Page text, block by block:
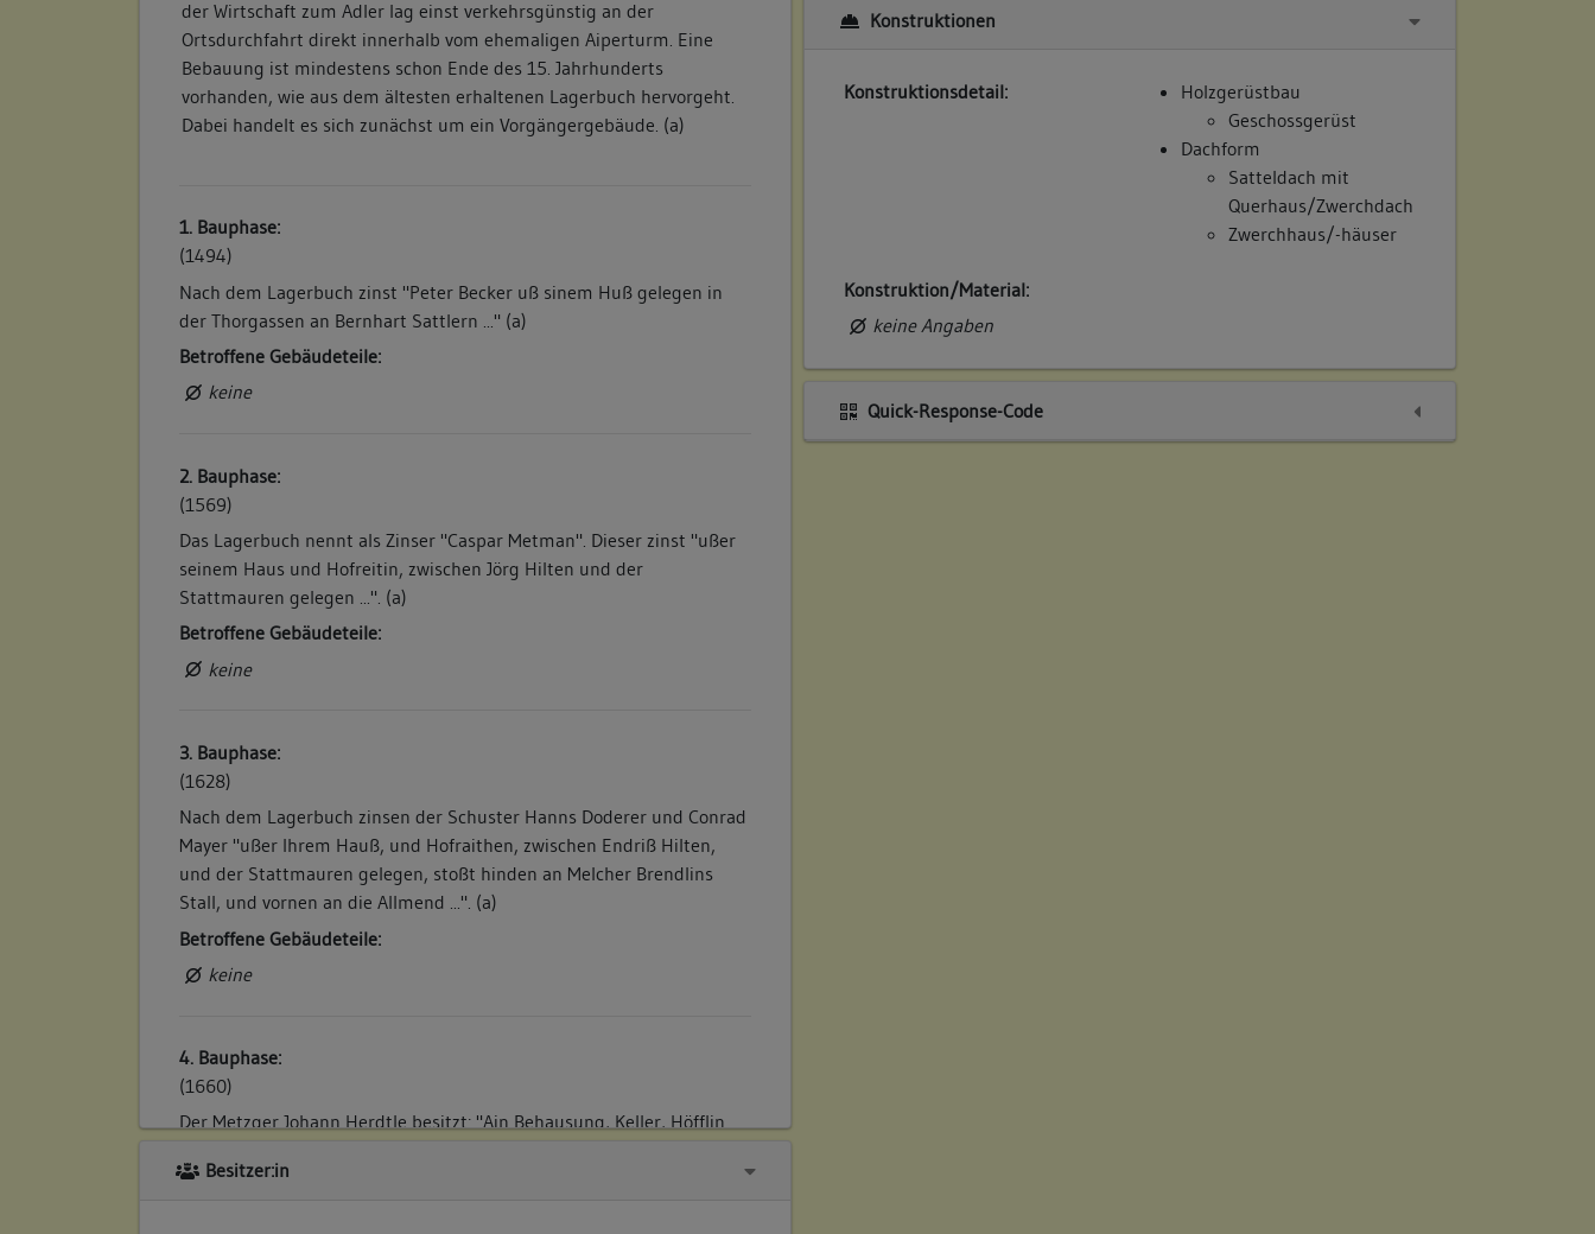
der Wirtschaft zum Adler lag einst verkehrsgünstig an der
Ortsdurchfahrt direkt innerhalb vom ehemaligen Aiperturm. Eine
Bebauung ist mindestens schon Ende des 15. Jahrhunderts
vorhanden, wie aus dem ältesten erhaltenen Lagerbuch hervorgeht.
Dabei handelt es sich zunächst um ein Vorgängergebäude. (a)
1. Bauphase:
(1494)
Nach dem Lagerbuch zinst "Peter Becker uß sinem Huß gelegen in
der Thorgassen an Bernhart Sattlern ..." (a)
Betroffene Gebäudeteile:
keine
2. Bauphase:
(1569)
Das Lagerbuch nennt als Zinser "Caspar Metman". Dieser zinst "ußer
seinem Haus und Hofreitin, zwischen Jörg Hilten und der
Stattmauren gelegen ...". (a)
Betroffene Gebäudeteile:
keine
3. Bauphase:
(1628)
Nach dem Lagerbuch zinsen der Schuster Hanns Doderer und Conrad
Mayer "ußer Ihrem Hauß, und Hofraithen, zwischen Endriß Hilten,
und der Stattmauren gelegen, stoßt hinden an Melcher Brendlins
Stall, und vornen an die Allmend ...". (a)
Betroffene Gebäudeteile:
keine
4. Bauphase:
(1660)
Der Metzger Johann Herdtle besitzt: "Ain Behausung, Keller, Höfflin
Thorgässlen und hienach stehender Hofstatt einer , andererseits
Besitzer:in
Konstruktionen
Konstruktionsdetail:
Holzgerüstbau
Geschossgerüst
Dachform
Satteldach mit
Querhaus/Zwerchdach
Zwerchhaus/-häuser
Konstruktion/Material:
keine Angaben
Quick-Response-Code